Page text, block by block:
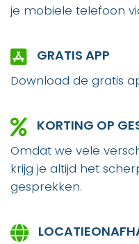
je mobiele telefoon
GRATIS APP
Download de gratis
KORTING OP
Omdat we vele
krijg je altijd het
gesprekken.